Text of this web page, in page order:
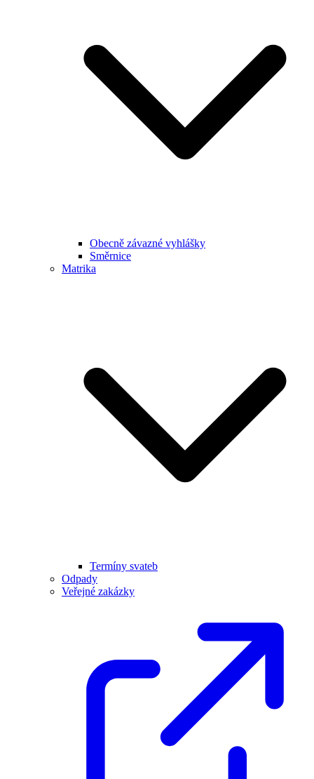
Obecně závazné vyhlášky
Směrnice
Matrika
Termíny svateb
Odpady
Veřejné zakázky